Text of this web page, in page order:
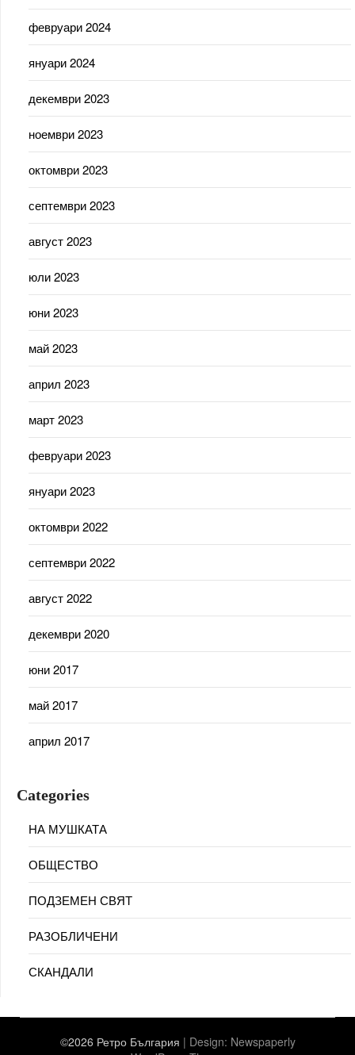
февруари 2024
януари 2024
декември 2023
ноември 2023
октомври 2023
септември 2023
август 2023
юли 2023
юни 2023
май 2023
април 2023
март 2023
февруари 2023
януари 2023
октомври 2022
септември 2022
август 2022
декември 2020
юни 2017
май 2017
април 2017
Categories
НА МУШКАТА
ОБЩЕСТВО
ПОДЗЕМЕН СВЯТ
РАЗОБЛИЧЕНИ
СКАНДАЛИ
©2026 Ретро България | Design: Newspaperly